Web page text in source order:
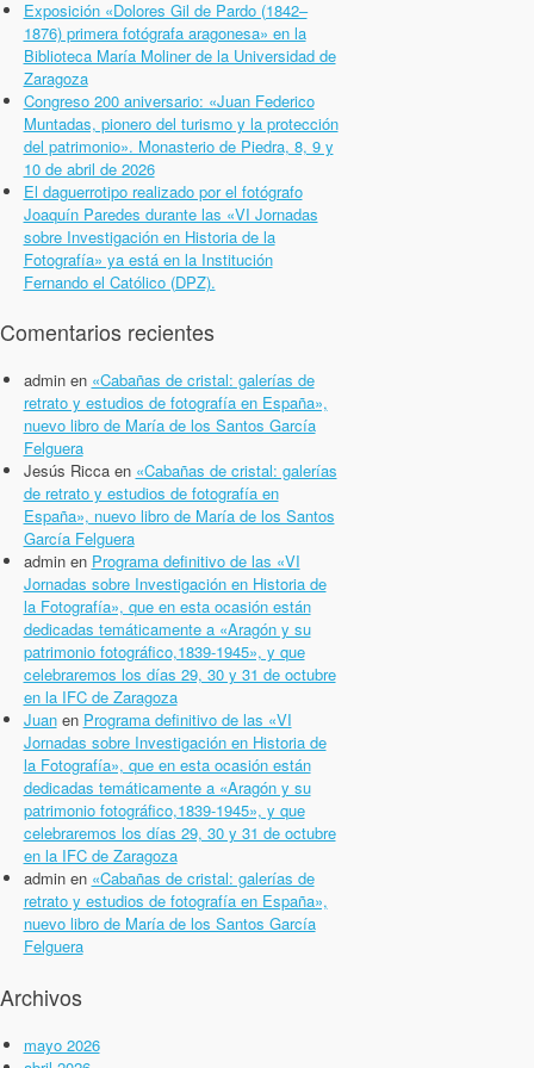
Exposición «Dolores Gil de Pardo (1842–
1876) primera fotógrafa aragonesa» en la
Biblioteca María Moliner de la Universidad de
Zaragoza
Congreso 200 aniversario: «Juan Federico
Muntadas, pionero del turismo y la protección
del patrimonio». Monasterio de Piedra, 8, 9 y
10 de abril de 2026
El daguerrotipo realizado por el fotógrafo
Joaquín Paredes durante las «VI Jornadas
sobre Investigación en Historia de la
Fotografía» ya está en la Institución
Fernando el Católico (DPZ).
Comentarios recientes
adminen «Cabañas de cristal: galerías de
retrato y estudios de fotografía en España»,
nuevo libro de María de los Santos García
Felguera
Jesús Riccaen «Cabañas de cristal: galerías
de retrato y estudios de fotografía en
España», nuevo libro de María de los Santos
García Felguera
adminen Programa definitivo de las «VI
Jornadas sobre Investigación en Historia de
la Fotografía», que en esta ocasión están
dedicadas temáticamente a «Aragón y su
patrimonio fotográfico,1839-1945», y que
celebraremos los días 29, 30 y 31 de octubre
en la IFC de Zaragoza
Juanen Programa definitivo de las «VI
Jornadas sobre Investigación en Historia de
la Fotografía», que en esta ocasión están
dedicadas temáticamente a «Aragón y su
patrimonio fotográfico,1839-1945», y que
celebraremos los días 29, 30 y 31 de octubre
en la IFC de Zaragoza
adminen «Cabañas de cristal: galerías de
retrato y estudios de fotografía en España»,
nuevo libro de María de los Santos García
Felguera
Archivos
mayo 2026